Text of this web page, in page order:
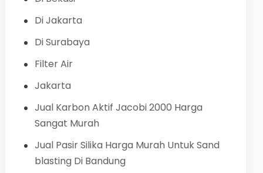
Di Jakarta
Di Surabaya
Filter Air
Jakarta
Jual Karbon Aktif Jacobi 2000 Harga
Sangat Murah
Jual Pasir Silika Harga Murah Untuk Sand
blasting Di Bandung